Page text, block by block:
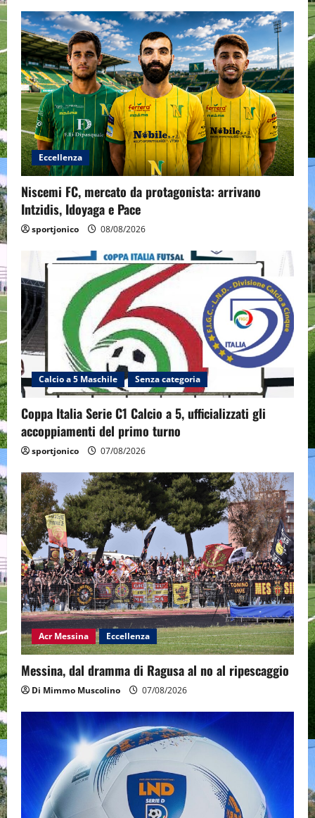
Eccellenza
Niscemi FC, mercato da protagonista: arrivano
Intzidis, Idoyaga e Pace
sportjonico 08/08/2026
Calcio a 5 Maschile Senza categoria
Coppa Italia Serie C1 Calcio a 5, ufficializzati gli
accoppiamenti del primo turno
sportjonico 07/08/2026
Acr Messina Eccellenza
Messina, dal dramma di Ragusa al no al ripescaggio
Di Mimmo Muscolino 07/08/2026